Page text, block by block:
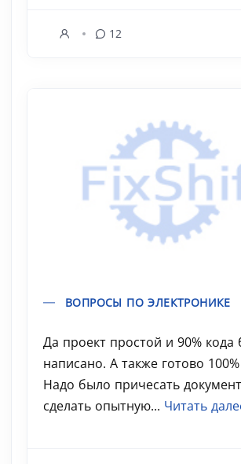
12
ВОПРОСЫ ПО ЭЛЕКТРОНИКЕ
Да проект простой и 90%
написано. А также готово
Надо было причесать
сделать опытную... Читать